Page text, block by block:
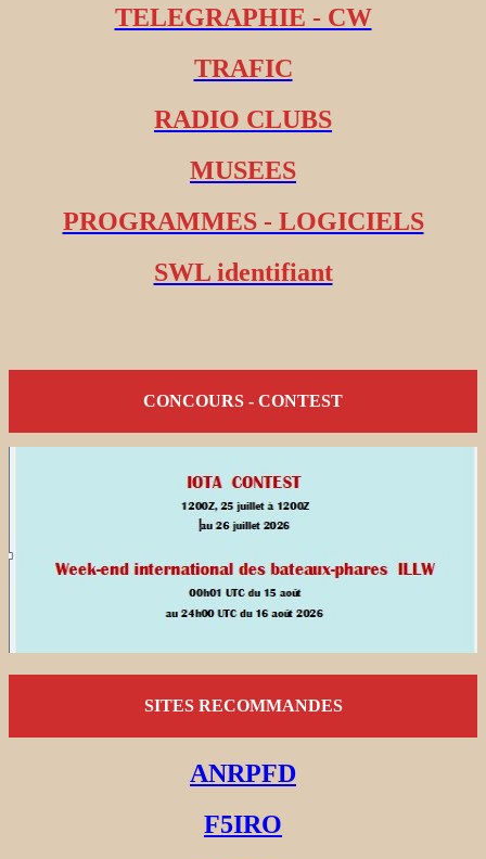
TELEGRAPHIE - CW
TRAFIC
RADIO CLUBS
MUSEES
PROGRAMMES - LOGICIELS
SWL identifiant
CONCOURS - CONTEST
SITES RECOMMANDES
ANRPFD
F5IRO